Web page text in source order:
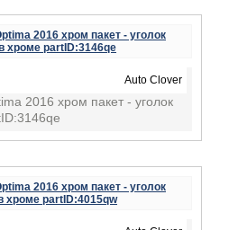
Auto Clover
2016 хром пакет - уголок